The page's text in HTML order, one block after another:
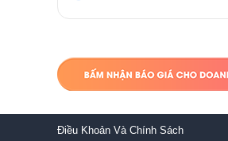
Điều Khoản Và Chính Sách